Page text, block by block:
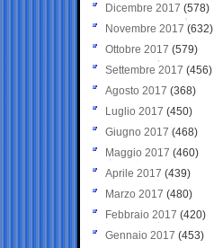
Dicembre 2017 (578)
Novembre 2017 (632)
Ottobre 2017 (579)
Settembre 2017 (456)
Agosto 2017 (368)
Luglio 2017 (450)
Giugno 2017 (468)
Maggio 2017 (460)
Aprile 2017 (439)
Marzo 2017 (480)
Febbraio 2017 (420)
Gennaio 2017 (453)